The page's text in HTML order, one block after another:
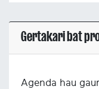
Gertakari bat
Agenda hau